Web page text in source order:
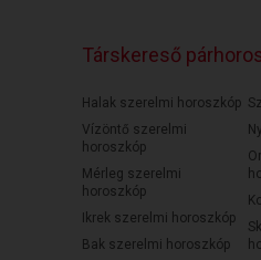
Társkereső
Halak szerelmi horoszkóp
Vízöntő szerelmi
horoszkóp
Mérleg szerelmi
horoszkóp
Ikrek szerelmi horoszkóp
Bak szerelmi horoszkóp